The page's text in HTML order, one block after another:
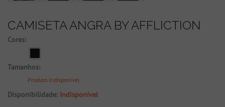
CAMISETA ANGRA BY AFFLICTION
Cores:
Tamanhos:
Produto Indisponível
Disponibilidade: Indisponível